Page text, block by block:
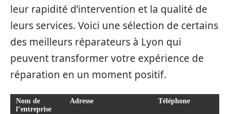
leur rapidité d’intervention et la qualité de
leurs services. Voici une sélection de certains
des meilleurs réparateurs à Lyon qui
peuvent transformer votre expérience de
réparation en un moment positif.
Nom de
l’entreprise
Adresse Téléphone